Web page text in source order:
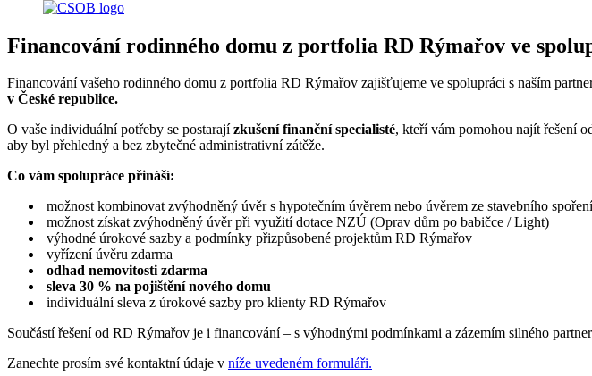
Financování rodinného domu z portfolia RD Rýmařov ve
Financování vašeho rodinného domu z portfolia RD Rýmařov zajišťujeme ve spolupráci s naším
v České republice.
O vaše individuální potřeby se postarajízkušení finanční specialisté, kteří vám pomohou najít řešení
aby byl přehledný a bez zbytečné administrativní zátěže.
Co vám spolupráce přináší:
možnost kombinovat zvýhodněný úvěr s hypotečním úvěrem nebo úvěrem ze stavebního
možnost získat zvýhodněný úvěr při využití dotace NZÚ (Oprav dům po babičce / Light)
výhodné úrokové sazby a podmínky přizpůsobené projektům RD Rýmařov
vyřízení úvěru zdarma
odhad nemovitosti zdarma
sleva 30 % na pojištění nového domu
individuální sleva z úrokové sazby pro klienty RD Rýmařov
Součástí řešení od RD Rýmařov je i financování – s výhodnými podmínkami a zázemím silného
Zanechte prosím své kontaktní údaje v níže uvedeném formuláři.